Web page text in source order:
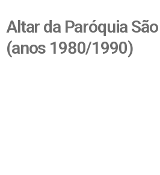
Altar da Paróquia
(anos 1980/1990)